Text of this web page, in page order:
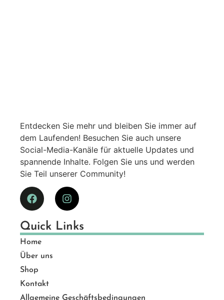
Entdecken Sie mehr und bleiben Sie immer auf
dem Laufenden! Besuchen Sie auch unsere
Social-Media-Kanäle für aktuelle Updates und
spannende Inhalte. Folgen Sie uns und werden
Sie Teil unserer Community!
Quick Links
Home
Über uns
Shop
Kontakt
Allgemeine Geschäftsbedingungen